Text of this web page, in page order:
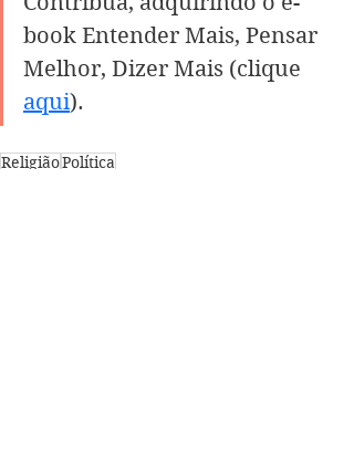
book Entender Mais, Pensar
Melhor, Dizer Mais (clique
aqui).
ReligiãoPolítica